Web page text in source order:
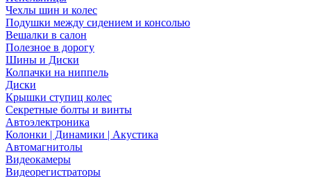
Чехлы шин и колес
Подушки между сидением и консолью
Вешалки в салон
Полезное в дорогу
Шины и Диски
Колпачки на ниппель
Диски
Крышки ступиц колес
Секретные болты и винты
Автоэлектроника
Колонки | Динамики | Акустика
Автомагнитолы
Видеокамеры
Видеорегистраторы